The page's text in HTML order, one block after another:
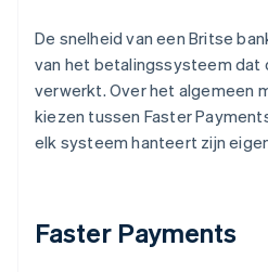
De snelheid van een Britse
van het betalingssysteem dat
verwerkt. Over het algemeen
kiezen tussen Faster
elk systeem hanteert zijn
Faster Payments